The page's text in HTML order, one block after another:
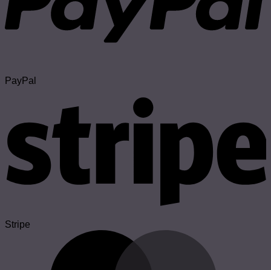
PayPal
Stripe